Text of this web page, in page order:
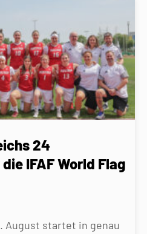
24
IFAF World Flag
August startet in genau